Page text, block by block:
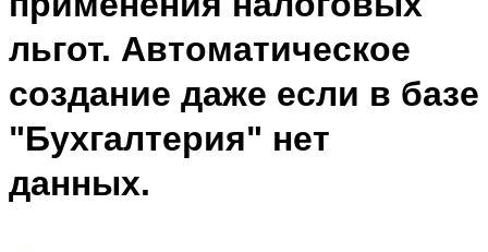
льгот. Автоматическое
создание даже если в базе
"Бухгалтерия" нет
данных.